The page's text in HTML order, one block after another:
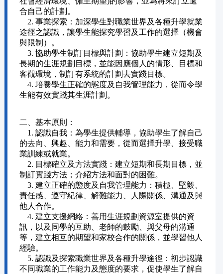
合自己的計劃。
2. 事業探索：加深學生對職業世界及各種升學就業
途徑之認識，讓學生能探究學習及工作的選擇（機會
與限制）。
3. 協助學生制訂目標與計劃：協助學生建立短期及
長期的生涯規劃目標，並能因應個人的情形、目標和
客觀環境，制訂有系統的計劃去實踐目標。
4. 培養學生正確的態度及自我管理能力，從而令學
生能有效實踐其生涯計劃。
二、基本原則：
1. 認識自我：為學生提供輔導，協助學生了解自己
的去向、興趣、能力和需要，從而選擇升學、接受職
業訓練或就業。
2. 目標確立及方法實踐：建立短期和長期目標，並
制訂實踐方法；介紹方法和面對的困難。
3. 建立正確的態度及自我管理能力：積極、堅毅、
責任感、遵守紀律、解難能力、人際關係、溝通及與
他人合作。
4. 建立支援網絡：善用生涯規劃資源室提供的資
訊，以及同學的互助、老師的鼓勵、與父母的溝通
等，建立相互的期望和家校合作的關係，並學習他人
經驗。
5. 認識及探索職業世界及各種升學途徑：初步認識
不同職業的工作能力及態度的要求，促使學生了解自